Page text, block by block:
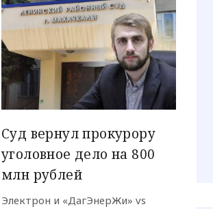
Суд вернул прокурору
уголовное дело на 800
млн рублей
Электрон и «ДагЭнерЖи» vs